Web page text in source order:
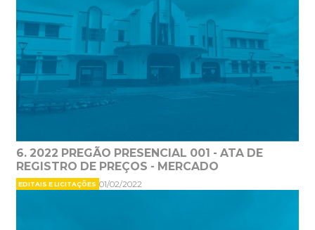
6. 2022 PREGÃO PRESENCIAL 001 - ATA DE
REGISTRO DE PREÇOS - MERCADO
EDITAIS E LICITAÇÕES 01/02/2022